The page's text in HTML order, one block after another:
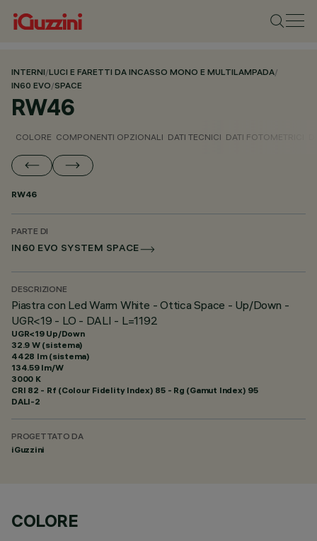
INTERNI/LUCI E FARETTI DA INCASSO MONO E MULTILAMPADA/
IN60 EVO/SPACE
RW46
COLORE COMPONENTI OPZIONALI DATI TECNICI DATI FOTOMETRICI
RW46
PARTE DI
IN60 EVO SYSTEM SPACE
DESCRIZIONE
Piastra con Led Warm White - Ottica Space - Up/Down -
UGR<19 - LO - DALI - L=1192
UGR<19 Up/Down
32.9 W (sistema)
4428 lm (sistema)
134.59 lm/W
3000 K
CRI 82 - Rf (Colour Fidelity Index) 85 - Rg (Gamut Index) 95
DALI-2
PROGETTATO DA
iGuzzini
COLORE